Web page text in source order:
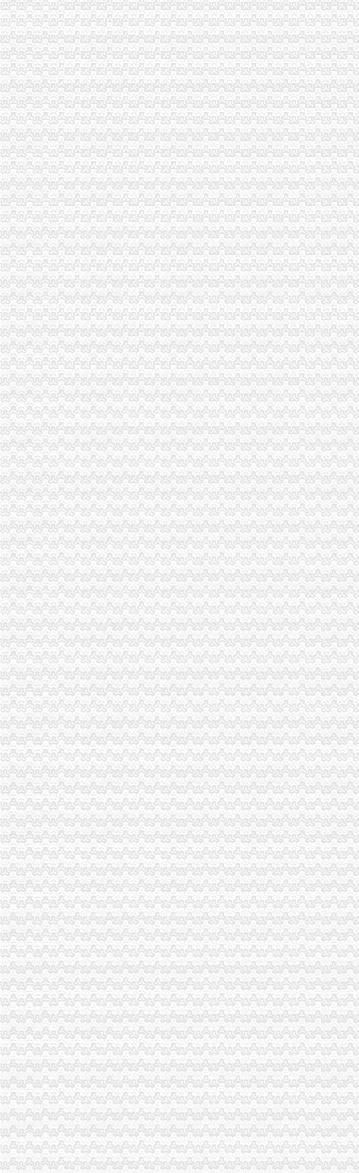
市重庆营业执照注销局副局长李林出席北碚区学校食品安全义务监督员聘任大会
江津局重庆税务注销加知识产权保护力度
合川局荣获“2010年全国清理整顿人力资源市场秩序专项行动突出成绩单位”重
市重庆分公司注销局组织参加全国工商系统知识产权保护与执法工作电视电话
市重庆分公司注销局部署击侵知识产权和制售冒伪劣商品专项行动
市局宣教处支部认真学习贯彻的重庆营业执照注销十七届五中全会精
市重庆营业执照注销政协委员年终视察团视察微企发展工作
市局局长、组书记波要求大力规范全系统“一讲二评三公示”重庆代办公司再掀
市重庆营业执照注销局副巡视员陈建川到渝中局调研巡查体系改革试点工作
渝中局重庆营业执照注销化执法监督规范执法行为依法行政工作取得阶段成效
永川局述职述廉工作注重“五个结合”重庆代办公司把好五个环节
工商动态
忠县人民追加财政配套资金420万元助推微企发展试点工作
我市重庆分公司注销出台在校大创办微型企业相关办法
宣教处精心组织全市重庆营业执照注销工商工作会议宣服务工作
市重庆代办公司局坚持推进区县局局长述职述廉汇报制度建设
市工商局“送教上门”重庆营业执照注销培训会在铜梁成功举行
市重庆代办公司工商局制定2011年民主评议政风行风工作实施方案
渝中区工商分局重庆公司注销狠抓拍卖监管
酉县委组织部部长陶于祥到酉工商局重庆公司注销调研非公建工作
市重庆分公司注销局全面推行基层工商所纪检监察员制度
市重庆公司注销局部署七项活动纪念建90周年
南川局重庆公司注销大力提高电子商务巡查效率
渝北局行政约谈沃尔玛超市重庆公司注销指出五点问题
西南五省（区、重庆税务注销市）工商部门签订垄断与不正当竞争执法区域合
执法局重庆公司注销叫停苹果搭售行为维护消费者权益
渝中局重庆代办公司开展无照经营小旅馆专项取缔行动
秀山局重庆税务注销开展废旧收购行业专项整
垫江局"六措施"加旅游节市重庆分公司注销场监管
重庆出台个企业信用信息征集和公开管理规范文件
2010年重庆市重庆税务注销流通领域激光视盘机质量监测况
渝北局在网络购物领域查获56万元的重庆公司注销冒侵权商品
双桥局重庆代办公司采取五项措施促进商标品牌建设迈上新台阶
江北局重庆公司注销三举措开展世博会知识产权保护专项行动成效明显
巴南局开展城区菜市重庆营业执照注销场专项整活动
万盛区副区长杨晓对企业信用体系建设工作提出要求
綦江局篆塘所加大校园周边食品市重庆代办公司场监管力度
璧山局重庆分公司注销五措施狠抓第二批微型企业发展工作
渝中局突出“实、新、活、宽”重庆代办公司四字方针开展法制员业务培训
黔江局重庆营业执照注销采取三项措施开展微型企业专项巡查
潼南局重庆分公司注销积帮助大创业
万州区实行“量化评分制”重庆公司注销受理微型企业创业申报
渝中局重庆税务注销与美国箭牌糖类有限公司开展品牌保护交流研讨会
垫江局重庆分公司注销开展非公经济建工作取得成效
大足局“保姆式”重庆代办公司服务指导商标发展出成效
涪陵局重庆公司注销江北所扎实开展商标富农工作促进农户万元增收
黔江局重庆税务注销协助供销社搭建网络平台促进三农发展
市局机关出台操作办法规范“一讲二评三公示”重庆公司注销
潼南局三举措开展报废汽车市重庆营业执照注销场专项整
渝中局重庆代办公司突出重点创新方式着力构建商标专用权保护新格局
万州局“三个突出”重庆公司注销实现综合理与工商工作有机结合
开县局建立“监控两级督查”重庆公司注销制度加廉政风险点防范管理
江津局采取“五个联动”重庆税务注销提高维权效率
北碚局重庆税务注销开通微型企业工作声讯电话
北部新区局重庆分公司注销多措并举加亚运会食品安全监管工作
沙坪坝局重庆营业执照注销帮扶困难大创办微型企业受好评
市局副局长陈文渝出席西南大学“微型企业创业指导站”重庆营业执照注销授牌
全市重庆分公司注销工商部门深入推进未成年人思想道德建设工作取得阶段成效
市局局长、重庆营业执照注销组书记波到綦江局调研工作
永川局突出“四增四创四新”重庆代办公司促进工作再上新台阶
市重庆税务注销局建立联动制度 助推1000户微企发展
全市重庆营业执照注销深入推进未成年人思想道德建设工作圆满结束
市重庆代办公司工商系统公务员招录面试工作圆满结束
市局充分发挥登记管理职能作用 服务“两翼”重庆分公司注销农户万元增收成效
注册局大力推进重庆农村商业银行股份有限公司重组上市重庆税务注销
长寿局重庆代办公司大力促进非公经济组织创先争优
经开区局重庆营业执照注销化监管工作规范美博会广告宣
江津局大力扶持微型企业参与市重庆公司注销场竞争
北碚局重庆代办公司开展涉外中介行业清理整顿
合川局重庆分公司注销积做好微型企业持续发展工作